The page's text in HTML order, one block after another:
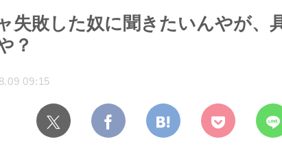
失敗した奴に聞きたいんやが、
？
09:15